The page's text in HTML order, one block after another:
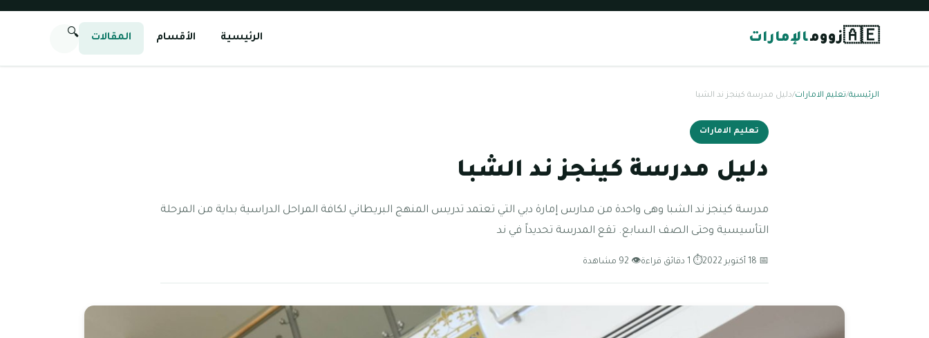
🇦🇪زوومالإمارات الرئيسية الأقسام المقالات 🔍
الرئيسية/تعليم الامارات/دليل مدرسة كينجز ند الشبا
تعليم الامارات
دليل مدرسة كينجز ند الشبا
مدرسة كينجز ند الشبا وهى واحدة من مدارس إمارة دبي التي تعتمد تدريس المنهج البريطاني لكافة المراحل الدراسية بداية من المرحلة
التأسيسية وحتى الصف السابع. تقع المدرسة تحديداً في ند
📅 18 أكتوبر 2022 ⏱ 1 دقائق قراءة 👁 92 مشاهدة